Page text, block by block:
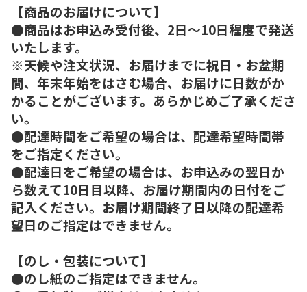
【商品のお届けについて】
●商品はお申込み受付後、2日～10日程度で発送
いたします。
※天候や注文状況、お届けまでに祝日・お盆期
間、年末年始をはさむ場合、お届けに日数がか
かることがございます。あらかじめご了承くださ
い。
●配達時間をご希望の場合は、配達希望時間帯
をご指定ください。
●配達日をご希望の場合は、お申込みの翌日か
ら数えて10日目以降、お届け期間内の日付をご
記入ください。お届け期間終了日以降の配達希
望日のご指定はできません。
【のし・包装について】
●のし紙のご指定はできません。